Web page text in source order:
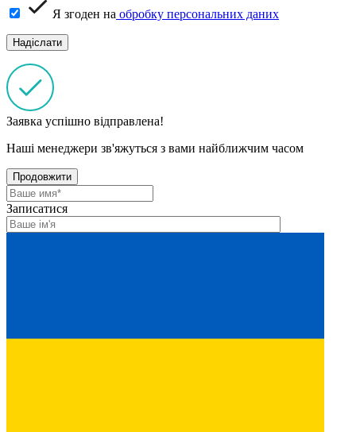
Я згоден на обробку персональних даних
Заявка успішно відправлена!
Наші менеджери зв'яжуться з вами найближчим часом
Продовжити
Записатися